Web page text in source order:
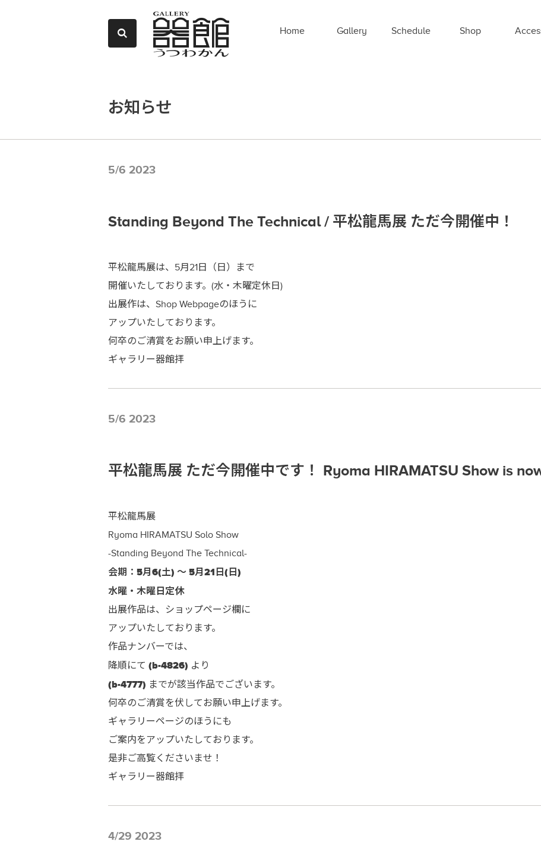
Home Gallery Schedule Shop
お知らせ
5/6 2023
Standing Beyond The Technical / 平松龍馬展 ただ今開催中！
平松龍馬展は、5月21日（日）まで
開催いたしております。(水・木曜定休日)
出展作は、Shop Webpageのほうに
アップいたしております。
何卒のご清賞をお願い申上げます。
ギャラリー器館拝
5/6 2023
平松龍馬展 ただ今開催中です！ Ryoma HIRAMATSU Show is
平松龍馬展
Ryoma HIRAMATSU Solo Show
-Standing Beyond The Technical-
会期：5月6(土) ～ 5月21日(日)
水曜・木曜日定休
出展作品は、ショップページ欄に
アップいたしております。
作品ナンバーでは、
降順にて (b-4826) より
(b-4777) までが該当作品でございます。
何卒のご清賞を伏してお願い申上げます。
ギャラリーページのほうにも
ご案内をアップいたしております。
是非ご高覧くださいませ！
ギャラリー器館拝
4/29 2023